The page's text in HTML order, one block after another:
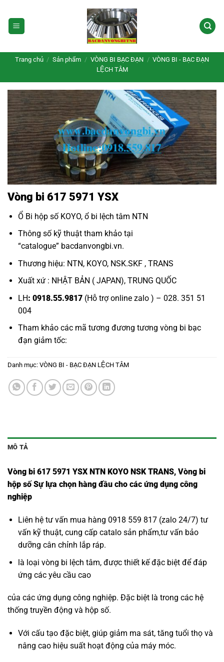
qua
nội
Trang chủ / Sản phẩm / VÒNG BI BẠC ĐẠN / VÒNG BI - BẠC ĐẠN
LỆCH TÂM
Vòng bi 617 5971 YSX
Ổ Bi hộp số KOYO, ổ bi lệch tâm NTN
Thông số kỹ thuật tham khảo tại
“catalogue” bacdanvongbi.vn.
Thương hiệu: NTN, KOYO, NSK.SKF , TRANS
Xuất xứ : NHẬT BẢN ( JAPAN), TRUNG QUỐC
LH: 0918.55.9817(Hỗ trợ online zalo ) – 028. 351 51
004
Tham khảo các mã tương đương tương vòng bi bạc
đạn giảm tốc:
Danh mục: VÒNG BI - BẠC ĐẠN LỆCH TÂM
MÔ TẢ
Vòng bi 617 5971 YSX NTN KOYO NSK TRANS, Vòng bi
hộp số Sự lựa chọn hàng đầu cho các ứng dụng công
nghiệp
Liên hệ tư vấn mua hàng 0918 559 817 (zalo 24/7) tư
vấn kỹ thuật, cung cấp catalo sản phẩm,tư vấn bảo
dưỡng cân chỉnh lắp ráp.
là loại vòng bi lệch tâm, được thiết kế đặc biệt để đáp
ứng các yêu cầu cao
của các ứng dụng công nghiệp. Đặc biệt là trong các hệ
thống truyền động và hộp số.
Với cấu tạo đặc biệt, giúp giảm ma sát, tăng tuổi thọ và
nâng cao hiệu suất hoạt động của máy móc.